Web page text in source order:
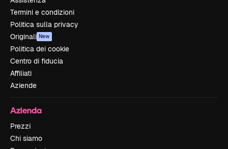
Termini e condizioni
Politica sulla privacy
Originali New
Politica dei cookie
Centro di fiducia
Affiliati
Aziende
Azienda
Prezzi
Chi siamo